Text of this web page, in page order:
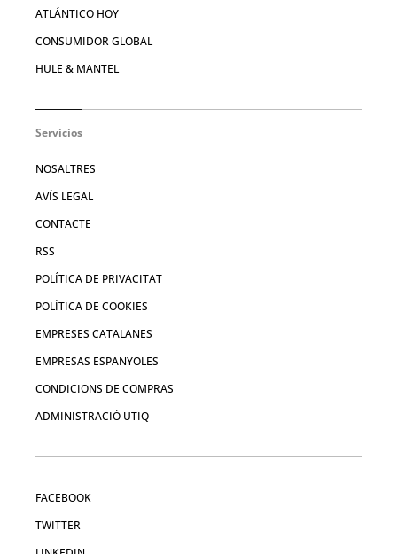
ATLÁNTICO HOY
CONSUMIDOR GLOBAL
HULE & MANTEL
Servicios
NOSALTRES
AVÍS LEGAL
CONTACTE
RSS
POLÍTICA DE PRIVACITAT
POLÍTICA DE COOKIES
EMPRESES CATALANES
EMPRESAS ESPANYOLES
CONDICIONS DE COMPRAS
ADMINISTRACIÓ UTIQ
FACEBOOK
TWITTER